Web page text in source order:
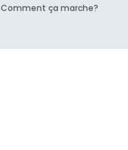
Comment ça marche?